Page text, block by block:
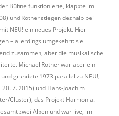
Bühne funktionierte, klappte im
und Rother stiegen deshalb bei
NEU! ein neues Projekt. Hier
– allerdings umgekehrt: sie
zusammen, aber die musikalische
Michael Rother war aber ein
gründete 1973 parallel zu NEU!,
7. 2015) und Hans-Joachim
Cluster), das Projekt Harmonia.
zwei Alben und war live, im